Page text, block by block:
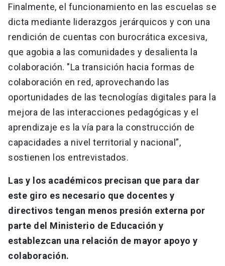
Finalmente, el funcionamiento en las escuelas se
dicta mediante liderazgos jerárquicos y con una
rendición de cuentas con burocrática excesiva,
que agobia a las comunidades y desalienta la
colaboración. "La transición hacia formas de
colaboración en red, aprovechando las
oportunidades de las tecnologías digitales para la
mejora de las interacciones pedagógicas y el
aprendizaje es la vía para la construcción de
capacidades a nivel territorial y nacional”,
sostienen los entrevistados.
Las y los académicos precisan que para dar
este giro es necesario que docentes y
directivos tengan menos presión externa por
parte del Ministerio de Educación y
establezcan una relación de mayor apoyo y
colaboración.